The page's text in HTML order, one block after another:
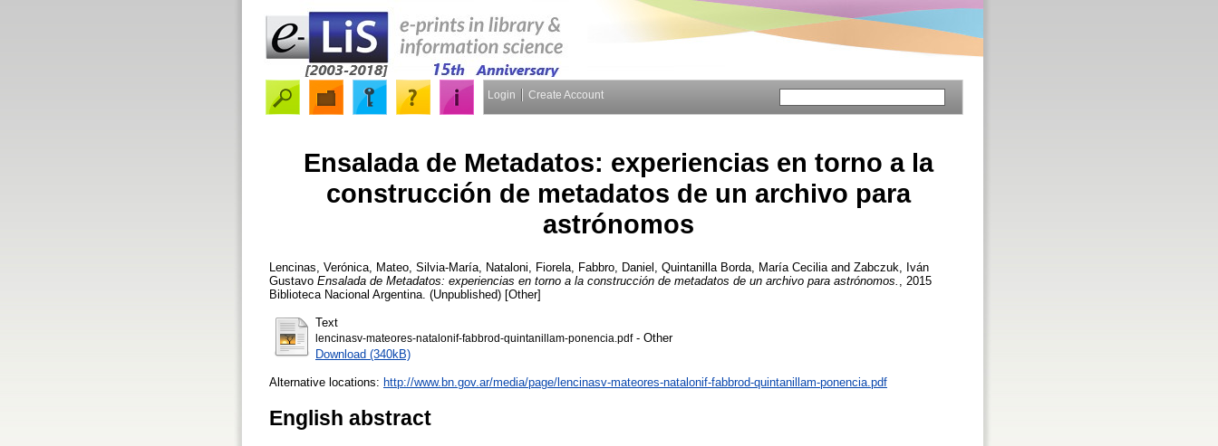
Login Create Account
Ensalada de Metadatos: experiencias en torno a la
construcción de metadatos de un archivo para
astrónomos
Lencinas, Verónica Mateo, Silvia-María Nataloni, Fiorela Fabbro, Daniel Quintanilla Borda, María Cecilia and Zabczuk, Iván
Gustavo Ensalada de Metadatos: experiencias en torno a la construcción de metadatos de un archivo para astrónomos.
, 2015
Biblioteca Nacional Argentina. (Unpublished) [Other]
Text
lencinasv-mateores-natalonif-fabbrod-quintanillam-ponencia.pdf- Other
Download (340kB)
Alternative locations: http://www.bn.gov.ar/media/page/lencinasv-mateores-natalonif-fabbrod-quintanillam-ponencia.pdf
English abstract